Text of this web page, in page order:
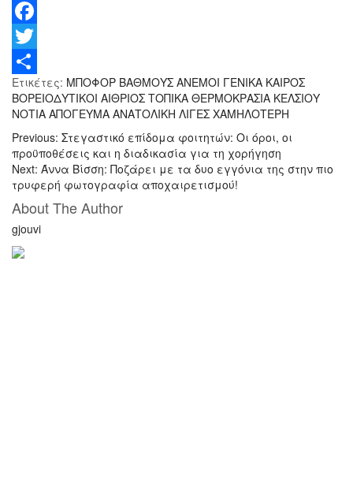
F
a
c
e
b
o
o
k
T
w
i
t
t
e
r
Μ
ο
ι
ρ
α
σ
τ
ε
Ετικέτες: ΜΠΟΦΟΡ ΒΑΘΜΟΥΣ ΑΝΕΜΟΙ ΓΕΝΙΚΑ ΚΑΙΡΟΣ
ΒΟΡΕΙΟΔΥΤΙΚΟΙ ΑΙΘΡΙΟΣ ΤΟΠΙΚΑ ΘΕΡΜΟΚΡΑΣΙΑ ΚΕΛΣΙΟΥ
ΝΟΤΙΑ ΑΠΟΓΕΥΜΑ ΑΝΑΤΟΛΙΚΗ ΛΙΓΕΣ ΧΑΜΗΛΟΤΕΡΗ
Previous: Στεγαστικό επίδομα φοιτητών: Οι όροι, οι
προϋποθέσεις και η διαδικασία για τη χορήγηση
Next: Άννα Βίσση: Ποζάρει με τα δυο εγγόνια της στην πιο
τρυφερή φωτογραφία αποχαιρετισμού!
About The Author
gjouvi